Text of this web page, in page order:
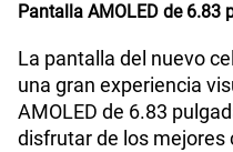
Reconocimiento Facial
Pantalla AMOLED de 6.83
La pantalla del nuevo
una gran experiencia
AMOLED de 6.83
disfrutar de los mejores